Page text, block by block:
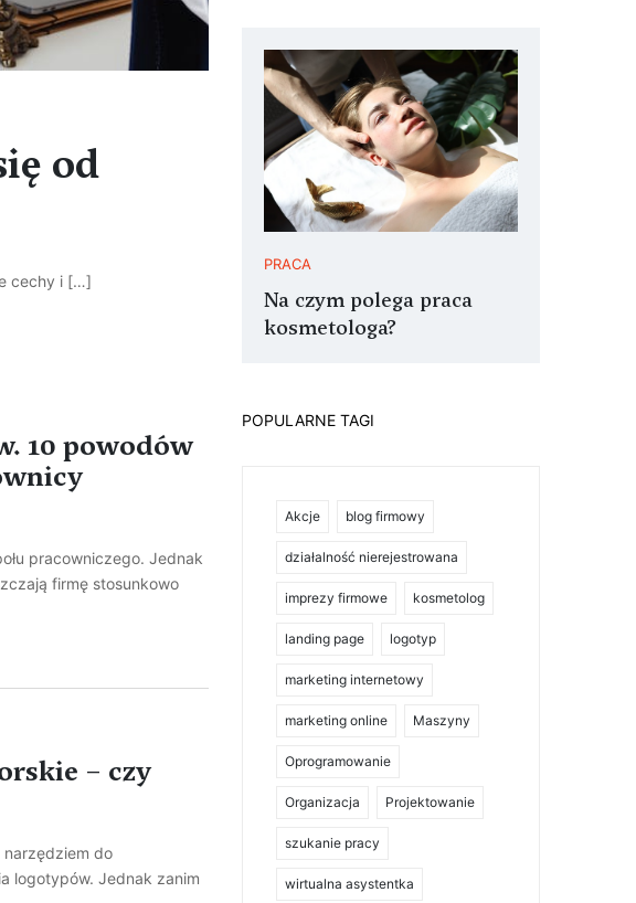
od
cechy i […]
10 powodów
pracowniczego. Jednak
firmę stosunkowo
– czy
narzędziem do
logotypów. Jednak zanim
PRACA
Na czym polega praca
kosmetologa?
POPULARNE TAGI
Akcje blog firmowy
działalność nierejestrowana
imprezy firmowe kosmetolog
landing page logotyp
marketing internetowy
marketing online Maszyny
Oprogramowanie
Organizacja Projektowanie
szukanie pracy
wirtualna asystentka